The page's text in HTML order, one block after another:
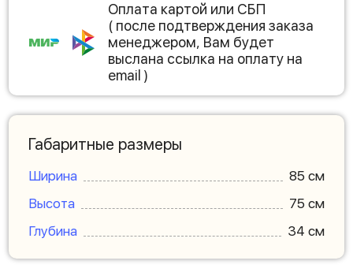
Оплата картой или СБП
( после подтверждения заказа
менеджером, Вам будет
выслана ссылка на оплату на
email )
Габаритные размеры
Ширина
85 см
Высота
75 см
Глубина
34 см